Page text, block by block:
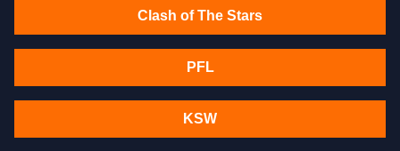
Clash of The Stars
PFL
KSW